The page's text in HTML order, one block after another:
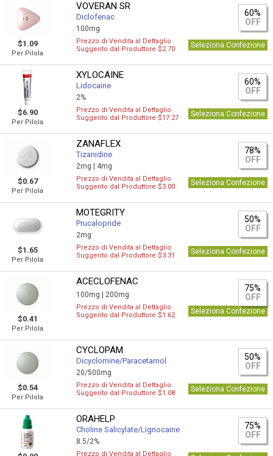
$1.09
Per Pilola
VOVERAN SR
Diclofenac
100mg
60%
OFF
Prezzo di Vendita al Dettaglio
Suggerito dal Produttore $2.70
Seleziona Confezione
$6.90
Per Pilola
XYLOCAINE
Lidocaine
2%
60%
OFF
Prezzo di Vendita al Dettaglio
Suggerito dal Produttore $17.27
Seleziona Confezione
$0.67
Per Pilola
ZANAFLEX
Tizanidine
2mg | 4mg
78%
OFF
Prezzo di Vendita al Dettaglio
Suggerito dal Produttore $3.00
Seleziona Confezione
$1.65
Per Pilola
MOTEGRITY
Prucalopride
2mg
50%
OFF
Prezzo di Vendita al Dettaglio
Suggerito dal Produttore $3.31
Seleziona Confezione
$0.41
Per Pilola
ACECLOFENAC
100mg | 200mg
75%
OFF
Prezzo di Vendita al Dettaglio
Suggerito dal Produttore $1.62
Seleziona Confezione
$0.54
Per Pilola
CYCLOPAM
Dicyclomine/Paracetamol
20/500mg
50%
OFF
Prezzo di Vendita al Dettaglio
Suggerito dal Produttore $1.08
Seleziona Confezione
ORAHELP
Choline Salicylate/Lignocaine
8.5/2%
75%
OFF
Prezzo di Vendita al Dettaglio